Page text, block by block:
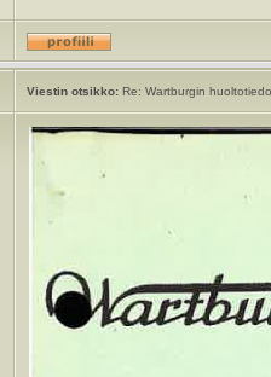
Viestin otsikko:Re: Wartburgin